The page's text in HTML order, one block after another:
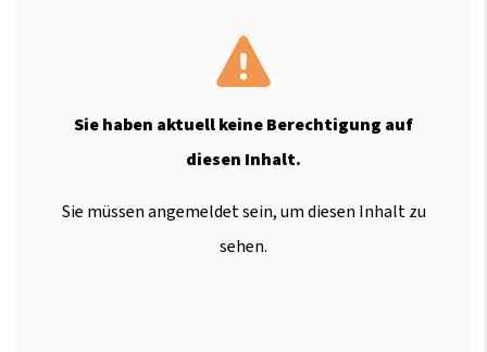
Sie haben aktuell keine Berechtigung auf
diesen Inhalt.
Sie müssen angemeldet sein, um diesen Inhalt zu
sehen.